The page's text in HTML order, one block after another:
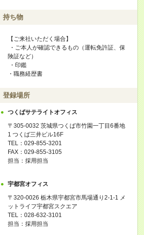
持ち物
【ご来社いただく場合】
・ご本人が確認できるもの（運転免許証、保
険証など）
・印鑑
・職務経歴書
登録場所
つくばサテライトオフィス
〒305-0032 茨城県つくば市竹園一丁目6番地
1 つくば三井ビル16F
TEL：029-855-3201
FAX：029-855-3105
担当：採用担当
宇都宮オフィス
〒320-0026 栃木県宇都宮市馬場通り2-1-1 メ
ットライフ宇都宮スクエア
TEL：028-632-3101
担当：採用担当